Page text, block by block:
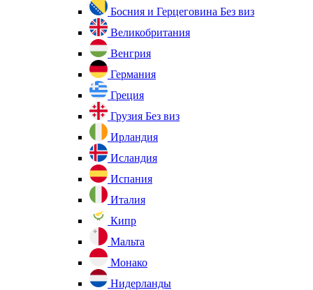
Босния и Герцеговина Без виз
Великобритания
Венгрия
Германия
Греция
Грузия Без виз
Ирландия
Исландия
Испания
Италия
Кипр
Мальта
Монако
Нидерланды